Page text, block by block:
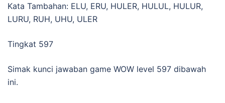
Kata Tambahan: ELU, ERU, HULER, HULUL, HULUR,
LURU, RUH, UHU, ULER
Tingkat 597
Simak kunci jawaban game WOW level 597 dibawah
ini.